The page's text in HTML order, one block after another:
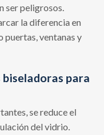
ser peligrosos.
la diferencia en
ventanas y
para
se reduce el
del vidrio.